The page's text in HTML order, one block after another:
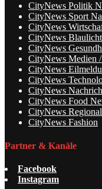
CityNews Politik
CityNews Sport
CityNews
CityNews
CityNews
CityNews Medien
CityNews
CityNews
CityNews
CityNews Food
CityNews
CityNews Fashion
Partner & Kanäle
Facebook
Instagram